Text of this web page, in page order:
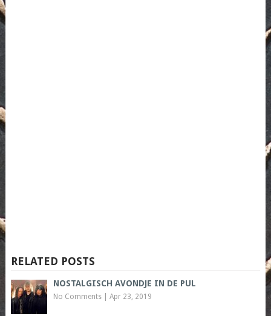
RELATED POSTS
NOSTALGISCH AVONDJE IN DE PUL
No Comments| Apr 23, 2019